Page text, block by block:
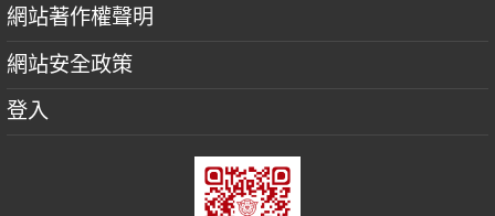
網站著作權聲明
網站安全政策
登入